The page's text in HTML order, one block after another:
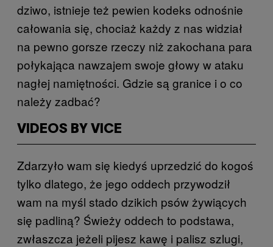
dziwo, istnieje też pewien kodeks odnośnie
całowania się, chociaż każdy z nas widział
na pewno gorsze rzeczy niż zakochana para
połykająca nawzajem swoje głowy w ataku
nagłej namiętności. Gdzie są granice i o co
należy zadbać?
VIDEOS BY VICE
Zdarzyło wam się kiedyś uprzedzić do kogoś
tylko dlatego, że jego oddech przywodził
wam na myśl stado dzikich psów żywiących
się padliną? Świeży oddech to podstawa,
zwłaszcza jeżeli pijesz kawę i palisz szlugi,